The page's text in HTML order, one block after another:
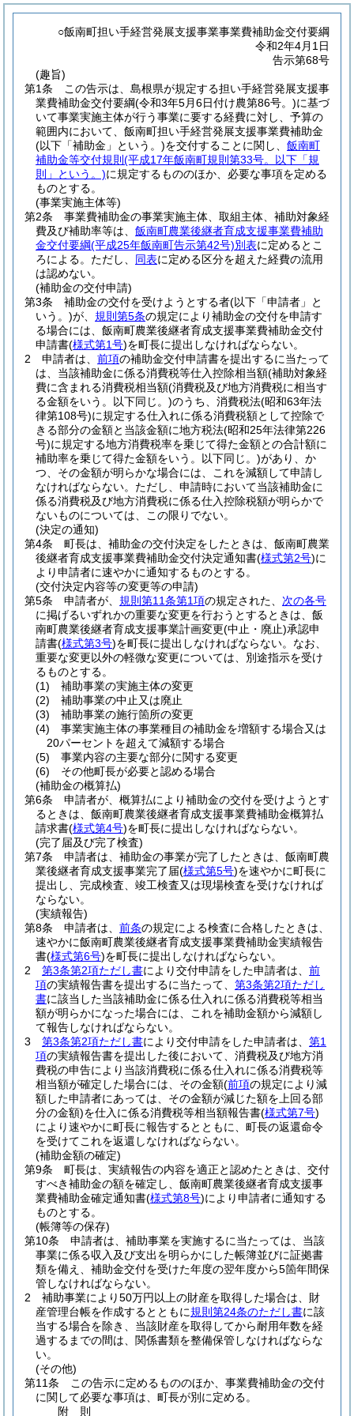
○飯南町担い手経営発展支援事業事業費補助金交付要綱
令和2年4月1日
告示第68号
(趣旨)
第1条
この告示は、島根県が規定する担い手経営発展支援事
業費補助金交付要綱(令和3年5月6日付け農第86号。)に基づ
いて事業実施主体が行う事業に要する経費に対し、予算の
範囲内において、飯南町担い手経営発展支援事業費補助金
(以下「補助金」という。)を交付することに関し、 飯南町
補助金等交付規則 (平成17年飯南町規則第33号。以下「規
則」という。)に規定するもののほか、必要な事項を定める
ものとする。
(事業実施主体等)
第2条
事業費補助金の事業実施主体、取組主体、補助対象経
費及び補助率等は、 飯南町農業後継者育成支援事業費補助
金交付要綱(平成25年飯南町告示第42号)別表に定めるとこ
ろによる。 ただし、 同表に定める区分を超えた経費の流用
は認めない。
(補助金の交付申請)
第3条
補助金の交付を受けようとする者(以下「申請者」と
いう。)が、 規則第5条の規定により補助金の交付を申請す
る場合には、飯南町農業後継者育成支援事業費補助金交付
申請書(様式第1号)を町長に提出しなければならない。
2
申請者は、 前項の補助金交付申請書を提出するに当たって
は、当該補助金に係る消費税等仕入控除相当額(補助対象経
費に含まれる消費税相当額(消費税及び地方消費税に相当す
る金額をいう。以下同じ。)のうち、消費税法(昭和63年法
律第108号)に規定する仕入れに係る消費税額として控除で
きる部分の金額と当該金額に地方税法(昭和25年法律第226
号)に規定する地方消費税率を乗じて得た金額との合計額に
補助率を乗じて得た金額をいう。以下同じ。)があり、か
つ、その金額が明らかな場合には、これを減額して申請し
なければならない。 ただし、申請時において当該補助金に
係る消費税及び地方消費税に係る仕入控除税額が明らかで
ないものについては、この限りでない。
(決定の通知)
第4条
町長は、補助金の交付決定をしたときは、飯南町農業
後継者育成支援事業費補助金交付決定通知書(様式第2号)に
より申請者に速やかに通知するものとする。
(交付決定内容等の変更等の申請)
第5条
申請者が、 規則第11条第1項の規定された、 次の各号
に掲げるいずれかの重要な変更を行おうとするときは、飯
南町農業後継者育成支援事業計画変更(中止・廃止)承認申
請書(様式第3号)を町長に提出しなければならない。 なお、
重要な変更以外の軽微な変更については、別途指示を受け
るものとする。
(1)
補助事業の実施主体の変更
(2)
補助事業の中止又は廃止
(3)
補助事業の施行箇所の変更
(4)
事業実施主体の事業種目の補助金を増額する場合又は
20パーセントを超えて減額する場合
(5)
事業内容の主要な部分に関する変更
(6)
その他町長が必要と認める場合
(補助金の概算払)
第6条
申請者が、概算払により補助金の交付を受けようとす
るときは、飯南町農業後継者育成支援事業費補助金概算払
請求書(様式第4号)を町長に提出しなければならない。
(完了届及び完了検査)
第7条
申請者は、補助金の事業が完了したときは、飯南町農
業後継者育成支援事業完了届(様式第5号)を速やかに町長に
提出し、完成検査、竣工検査又は現場検査を受けなければ
ならない。
(実績報告)
第8条
申請者は、 前条の規定による検査に合格したときは、
速やかに飯南町農業後継者育成支援事業費補助金実績報告
書(様式第6号)を町長に提出しなければならない。
2
第3条第2項ただし書により交付申請をした申請者は、 前
項の実績報告書を提出するに当たって、 第3条第2項ただし
書に該当した当該補助金に係る仕入れに係る消費税等相当
額が明らかになった場合には、これを補助金額から減額し
て報告しなければならない。
3
第3条第2項ただし書により交付申請をした申請者は、 第1
項の実績報告書を提出した後において、消費税及び地方消
費税の申告により当該消費税に係る仕入れに係る消費税等
相当額が確定した場合には、その金額(前項の規定により減
額した申請者にあっては、その金額が減じた額を上回る部
分の金額)を仕入に係る消費税等相当額報告書(様式第7号)
により速やかに町長に報告するとともに、町長の返還命令
を受けてこれを返還しなければならない。
(補助金額の確定)
第9条
町長は、実績報告の内容を適正と認めたときは、交付
すべき補助金の額を確定し、飯南町農業後継者育成支援事
業費補助金確定通知書(様式第8号)により申請者に通知する
ものとする。
(帳簿等の保存)
第10条
申請者は、補助事業を実施するに当たっては、当該
事業に係る収入及び支出を明らかにした帳簿並びに証拠書
類を備え、補助金交付を受けた年度の翌年度から5箇年間保
管しなければならない。
2
補助事業により50万円以上の財産を取得した場合は、財
産管理台帳を作成するとともに規則第24条のただし書に該
当する場合を除き、当該財産を取得してから耐用年数を経
過するまでの間は、関係書類を整備保管しなければならな
い。
(その他)
第11条
この告示に定めるもののほか、事業費補助金の交付
に関して必要な事項は、町長が別に定める。
附 則